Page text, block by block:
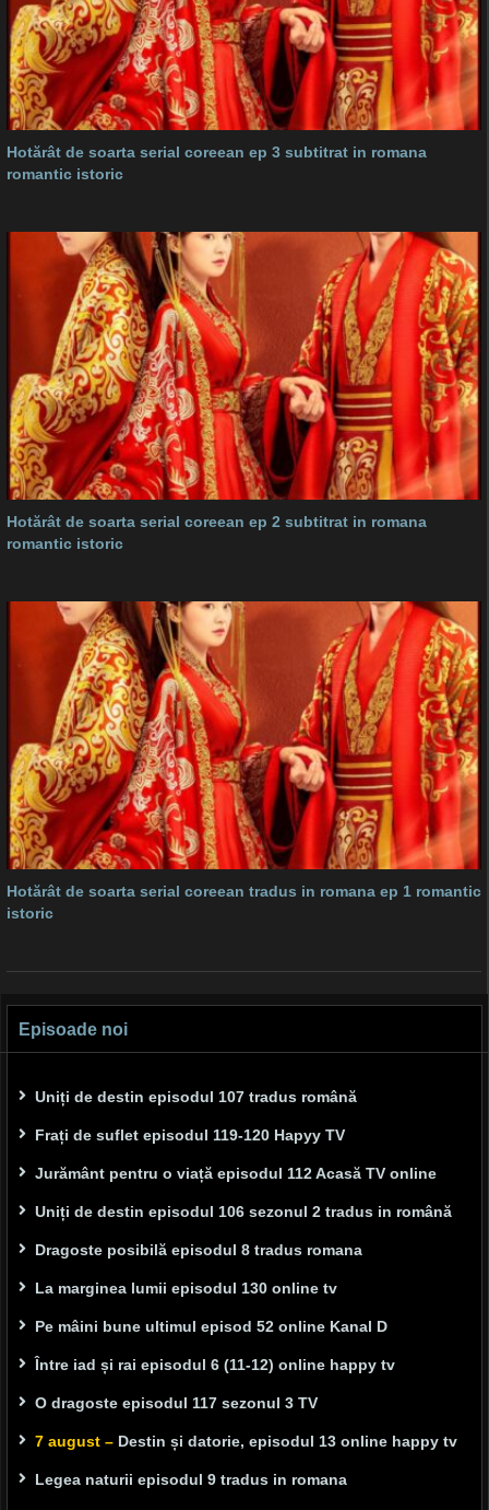
Hotărât de soarta serial coreean ep 3 subtitrat in romana
romantic istoric
Hotărât de soarta serial coreean ep 2 subtitrat in romana
romantic istoric
Hotărât de soarta serial coreean tradus in romana ep 1 romantic
istoric
Episoade noi
Uniți de destin episodul 107 tradus română
Frați de suflet episodul 119-120 Hapyy TV
Jurământ pentru o viață episodul 112 Acasă TV online
Uniți de destin episodul 106 sezonul 2 tradus in română
Dragoste posibilă episodul 8 tradus romana
La marginea lumii episodul 130 online tv
Pe mâini bune ultimul episod 52 online Kanal D
Între iad și rai episodul 6 (11-12) online happy tv
O dragoste episodul 117 sezonul 3 TV
7 august – Destin și datorie, episodul 13 online happy tv
Legea naturii episodul 9 tradus in romana